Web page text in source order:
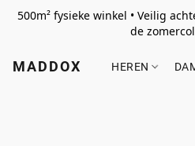
500m² fysieke winkel • Veilig
de
MADDOX HEREN